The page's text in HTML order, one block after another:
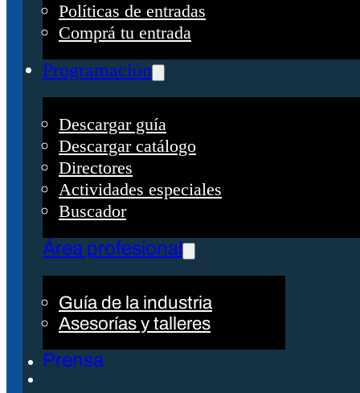
Políticas de entradas
Comprá tu entrada
Programación
Descargar guía
Descargar catálogo
Directores
Actividades especiales
Buscador
Área profesional
Guía de la industria
Asesorías y talleres
Prensa